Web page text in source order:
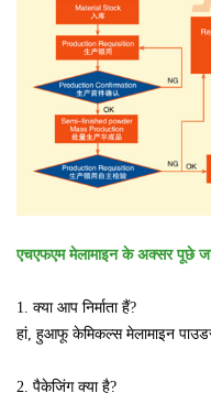
एचएफएम मेलामाइन के अक्सर पूछे
1. क्या आप निर्माता हैं?
हां, हुआफू केमिकल्स मेलामाइन
2. पैकेजिंग क्या है?